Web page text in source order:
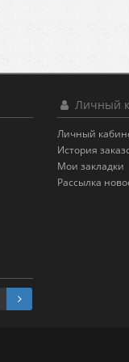
Личный
Личный
История
Мои закладки
Рассылка